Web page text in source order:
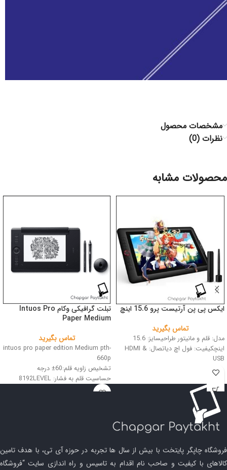
مشخصات محصول
نظرات (0)
محصولات مشابه
ایکس پی پن آرتیست پرو 15.6 اینچ
تماس بگیرید
مدل: قلم و مانیتور طراحیسایز: 15.6
اینچکیفیت: فول اچ دیاتصال: HDMI &
USB
تبلت گرافیکی وکام Intuos Pro
Paper Medium
تماس بگیرید
intuos pro paper edition Medium pth-
660p
تشخیص زاویه قلم:60± درجه
حساسیت قلم به فشار: 8192LEVEL
رزولوشن: 5080LPI
فروشگاه چاپگر پایتخت با بیش از سال ها تجربه در حوزه آی تی، با هدف تامین
کالاهای با کیفیت و صاحب نام اقدام به تاسیس و راه اندازی سایت “فروشگاه